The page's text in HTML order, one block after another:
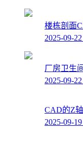
楼栋剖面
2025-09-
厂房卫生
2025-09-
CAD的Z
2025-09-